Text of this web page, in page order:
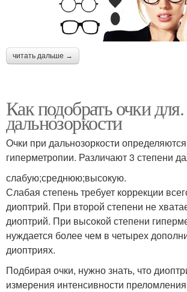
читать дальше →
Как подобрать очки
дальнозоркости
Очки при дальнозоркости
гиперметропии. Различают 3 степени
слабую;среднюю;высокую.
Слабая степень требует коррекции
диоптрий. При второй степени не
диоптрий. При высокой степени
нуждается более чем в четырех
диоптриях.
Подбирая очки, нужно знать, что
измерения интенсивности